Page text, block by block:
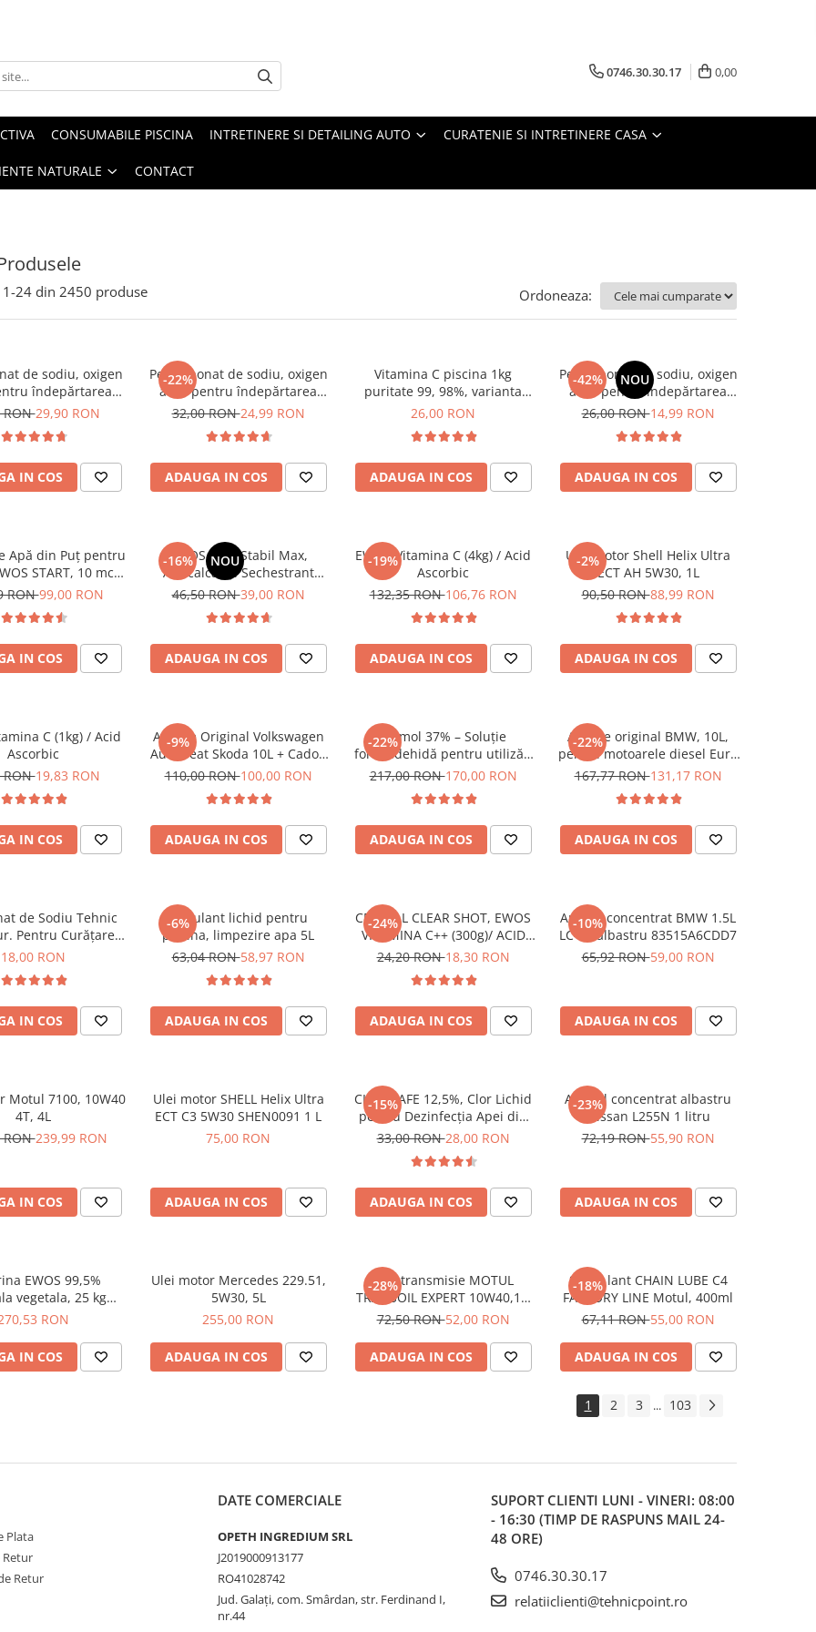
0746.30.30.17 0,00
CONSUMABILE PISCINA INTRETINERE SI DETAILING AUTO CURATENIE SI INTRETINERE CASA
NATURALE CONTACT
1-24 din 2450 produse Ordoneaza:
de sodiu, oxigen
îndepărtarea
înălbire fără clor, 1
RON29,90 RON
IN COS
-22%
Percarbonat de sodiu, oxigen
activ pentru îndepărtarea
petelor și înălbire fără clor, 1
Up, EWOS
32,00 RON24,99 RON
ADAUGA IN COS
Vitamina C piscina 1kg
puritate 99, 98%, varianta
premium incapsulata, cu
rapida
26,00 RON
ADAUGA IN COS
-42% NOU
Percarbonat de sodiu, oxigen
activ pentru îndepărtarea
petelor și înălbire fără clor,
Stand-Up, EWOS
26,00 RON14,99 RON
ADAUGA IN COS
Apă din Puț pentru
START, 10 mc /
5399
RON99,00 RON
IN COS
-16% NOU
EWOS Blue Stabil Max,
Anticalcar și Sechestrant
Metale pentru Piscină,
46,50 RON39,00 RON
ADAUGA IN COS
-19%
EWOS Vitamina C (4kg) / Acid
Ascorbic
132,35 RON106,76 RON
ADAUGA IN COS
-2%
Ulei motor Shell Helix Ultra
ECT AH 5W30, 1L
90,50 RON88,99 RON
ADAUGA IN COS
C (1kg) / Acid
Ascorbic
RON19,83 RON
IN COS
-9%
AdBlue Original Volkswagen
Audi Seat Skoda 10L + Cadou
Aditiv Adblue anticristalizant
110,00 RON100,00 RON
ADAUGA IN COS
-22%
Formol 37% – Soluție
formaldehidă pentru utilizări
profesionale (agricultură &
217,00 RON170,00 RON
ADAUGA IN COS
-22%
AdBlue original BMW, 10L,
pentru motoarele diesel Euro
6 + Cadou Aditiv Adblue
AdBlue Guard
167,77 RON131,17 RON
ADAUGA IN COS
de Sodiu Tehnic
Pentru Curățare,
și Neutralizarea
18,00 RON
IN COS
-6%
Floculant lichid pentru
piscina, limpezire apa 5L
63,04 RON58,97 RON
ADAUGA IN COS
-24%
CRYSTAL CLEAR SHOT, EWOS
VITAMINA C++ (300g)/ ACID
ASCORBIC MONODOZA
24,20 RON18,30 RON
ADAUGA IN COS
-10%
Antigel concentrat BMW 1.5L
LC-87 albastru 83515A6CDD7
65,92 RON59,00 RON
ADAUGA IN COS
Motul 7100, 10W40
4T, 4L
RON239,99 RON
IN COS
Ulei motor SHELL Helix Ultra
ECT C3 5W30 SHEN0091 1 L
75,00 RON
ADAUGA IN COS
-15%
CLOR SAFE 12,5%, Clor Lichid
pentru Dezinfecția Apei din
Piscine, 1kg
33,00 RON28,00 RON
ADAUGA IN COS
-23%
Antigel concentrat albastru
Nissan L255N 1 litru
72,19 RON55,90 RON
ADAUGA IN COS
EWOS 99,5%
vegetala, 25 kg
halal, grad
RON
IN COS
Ulei motor Mercedes 229.51,
5W30, 5L
255,00 RON
ADAUGA IN COS
-28%
Ulei transmisie MOTUL
TRANSOIL EXPERT 10W40,1L,
semi sintetic
72,50 RON52,00 RON
ADAUGA IN COS
-18%
Spray lant CHAIN LUBE C4
FACTORY LINE Motul, 400ml
67,11 RON55,00 RON
ADAUGA IN COS
1 2 3 ... 103
Plata
Retur
Retur
DATE COMERCIALE
OPETH INGREDIUM SRL
J2019000913177
RO41028742
Jud. Galaţi, com. Smârdan, str. Ferdinand I,
nr.44
SUPORT CLIENTI LUNI - VINERI: 08:00
- 16:30 (TIMP DE RASPUNS MAIL 24-
48 ORE)
0746.30.30.17
relatiiclienti@tehnicpoint.ro